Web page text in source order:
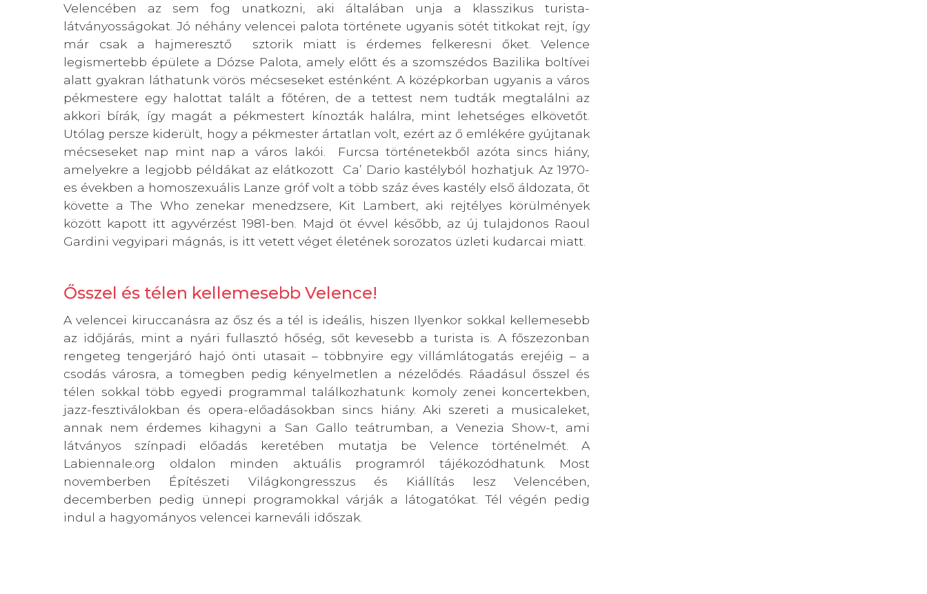
Velencében az sem fog unatkozni, aki általában unja a klasszikus turista-
látványosságokat. Jó néhány velencei palota története ugyanis sötét titkokat rejt, így
már csak a hajmeresztő sztorik miatt is érdemes felkeresni őket. Velence
legismertebb épülete a Dózse Palota, amely előtt és a szomszédos Bazilika boltívei
alatt gyakran láthatunk vörös mécseseket esténként. A középkorban ugyanis a város
pékmestere egy halottat talált a főtéren, de a tettest nem tudták megtalálni az
akkori bírák, így magát a pékmestert kínozták halálra, mint lehetséges elkövetőt.
Utólag persze kiderült, hogy a pékmester ártatlan volt, ezért az ő emlékére gyújtanak
mécseseket nap mint nap a város lakói. Furcsa történetekből azóta sincs hiány,
amelyekre a legjobb példákat az elátkozott Ca’ Dario kastélyból hozhatjuk. Az 1970-
es években a homoszexuális Lanze gróf volt a több száz éves kastély első áldozata, őt
követte a The Who zenekar menedzsere, Kit Lambert, aki rejtélyes körülmények
között kapott itt agyvérzést 1981-ben. Majd öt évvel később, az új tulajdonos Raoul
Gardini vegyipari mágnás, is itt vetett véget életének sorozatos üzleti kudarcai miatt.
Ősszel és télen kellemesebb Velence!
A velencei kiruccanásra az ősz és a tél is ideális, hiszen Ilyenkor sokkal kellemesebb
az időjárás, mint a nyári fullasztó hőség, sőt kevesebb a turista is. A főszezonban
rengeteg tengerjáró hajó önti utasait – többnyire egy villámlátogatás erejéig – a
csodás városra, a tömegben pedig kényelmetlen a nézelődés. Ráadásul ősszel és
télen sokkal több egyedi programmal találkozhatunk: komoly zenei koncertekben,
jazz-fesztiválokban és opera-előadásokban sincs hiány. Aki szereti a musicaleket,
annak nem érdemes kihagyni a San Gallo teátrumban, a Venezia Show-t, ami
látványos színpadi előadás keretében mutatja be Velence történelmét. A
Labiennale.org oldalon minden aktuális programról tájékozódhatunk. Most
novemberben Építészeti Világkongresszus és Kiállítás lesz Velencében,
decemberben pedig ünnepi programokkal várják a látogatókat. Tél végén pedig
indul a hagyományos velencei karneváli időszak.